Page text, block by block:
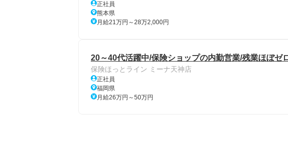
正社員
熊本県
月給21万円～28万2,000円
20～40代活躍中/保険ショップの内勤営業/残業ほぼゼ
保険ほっとライン ミーナ天神店
正社員
福岡県
月給26万円～50万円